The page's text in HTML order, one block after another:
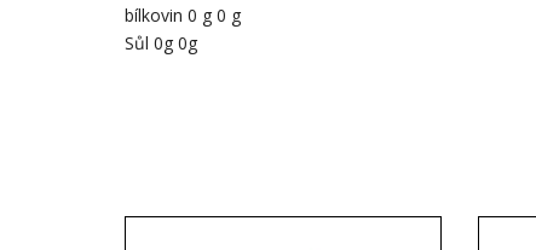
bílkovin 0 g 0 g
Sůl 0g 0g